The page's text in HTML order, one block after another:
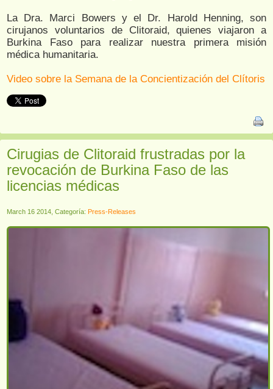
La Dra. Marci Bowers y el Dr. Harold Henning, son
cirujanos voluntarios de Clitoraid, quienes viajaron a
Burkina Faso para realizar nuestra primera misión
médica humanitaria.
Video sobre la Semana de la Concientización del Clítoris
Cirugias de Clitoraid frustradas por la
revocación de Burkina Faso de las
licencias médicas
March 16 2014, Categoría: Press-Releases